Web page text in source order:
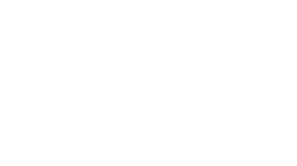
Erteilung der Zustimmung ist die untere